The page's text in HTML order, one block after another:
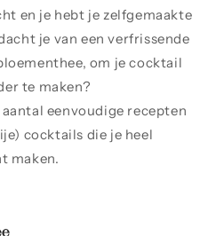
en je hebt je zelfgemaakte
je van een verfrissende
om je cocktail
te maken?
eenvoudige recepten
cocktails die je heel
maken.